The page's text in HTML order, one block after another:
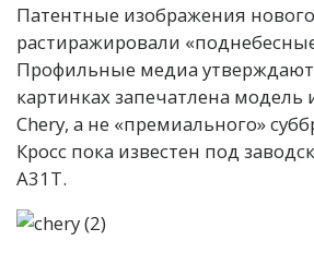
Патентные изображения
растиражировали
Профильные медиа
картинках запечатлена
Chery, а не «премиального»
Кросс пока известен под
A31T.